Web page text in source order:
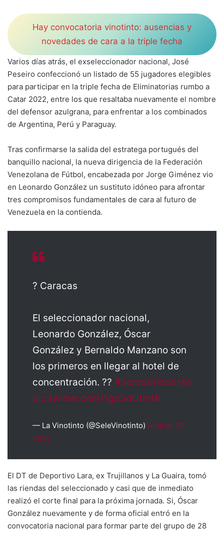
Hay convocatoria vinotinto: ausencias y
novedades de cara a la triple fecha
Varios días atrás, el exseleccionador nacional, José
Peseiro confeccionó un listado de 55 jugadores elegibles
para participar en la triple fecha de Eliminatorias rumbo a
Catar 2022, entre los que resaltaba nuevamente el nombre
del defensor azulgrana, para enfrentar a los combinados
de Argentina, Perú y Paraguay.
Tras confirmarse la salida del estratega portugués del
banquillo nacional, la nueva dirigencia de la Federación
Venezolana de Fútbol, encabezada por Jorge Giménez vio
en Leonardo González un sustituto idóneo para afrontar
tres compromisos fundamentales de cara al futuro de
Venezuela en la contienda.
? Caracas
El seleccionador nacional,
Leonardo González, Óscar
González y Bernaldo Manzano son
los primeros en llegar al hotel de
concentración. ?? #SomosVinotinto
pic.twitter.com/1gpSdUtmHi
— La Vinotinto (@SeleVinotinto) August 27,
2021
El DT de Deportivo Lara, ex Trujillanos y La Guaira, tomó
las riendas del seleccionado y casi que de inmediato
realizó el corte final para la próxima jornada. Si, Óscar
González nuevamente y de forma oficial entró en la
convocatoria nacional para formar parte del grupo de 28